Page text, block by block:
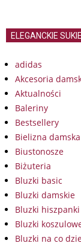
ELEGANCKIE
adidas
Akcesoria
Aktualności
Baleriny
Bestsellery
Bielizna damska
Biustonosze
Biżuteria
Bluzki basic
Bluzki damskie
Bluzki hiszpanki
Bluzki
Bluzki na co